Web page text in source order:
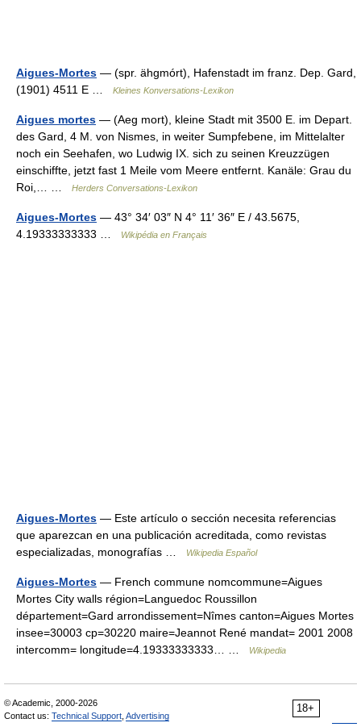
Aigues-Mortes — (spr. ähgmórt), Hafenstadt im franz. Dep. Gard,
(1901) 4511 E …
Kleines Konversations-Lexikon
Aigues mortes — (Aeg mort), kleine Stadt mit 3500 E. im Depart.
des Gard, 4 M. von Nismes, in weiter Sumpfebene, im Mittelalter
noch ein Seehafen, wo Ludwig IX. sich zu seinen Kreuzzügen
einschiffte, jetzt fast 1 Meile vom Meere entfernt. Kanäle: Grau du
Roi,… …
Herders Conversations-Lexikon
Aigues-Mortes — 43° 34′ 03″ N 4° 11′ 36″ E / 43.5675,
4.19333333333 …
Wikipédia en Français
Aigues-Mortes — Este artículo o sección necesita referencias
que aparezcan en una publicación acreditada, como revistas
especializadas, monografías …
Wikipedia Español
Aigues-Mortes — French commune nomcommune=Aigues
Mortes City walls région=Languedoc Roussillon
département=Gard arrondissement=Nîmes canton=Aigues Mortes
insee=30003 cp=30220 maire=Jeannot René mandat= 2001 2008
intercomm= longitude=4.19333333333… …
Wikipedia
18+
© Academic, 2000-2026
Contact us: Technical Support Advertising